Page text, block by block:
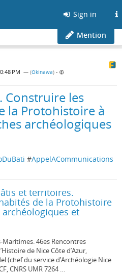
Sign in
Mention
PM — (Okinawa) •
Construire les
la Protohistoire à
archéologiques
#AppelACommunications
et territoires.
de la Protohistoire
et
46es Rencontres
de Nice Côte d’Azur,
(chef du service d’Archéologie Nice
CNRS UMR 7264 …